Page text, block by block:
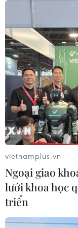
07/08/2026 02:31
Syria: Nổ xe
Damascus khiến
người bị thương
07/08/2026 00:50
Lực lượng
Yemen, ít nhất
vong
06/08/2026 23:57
Xung đột Israel-
trẻ em thiệt
qua
vietnamplus.vn
Ngoại giao
lưới khoa học
triển